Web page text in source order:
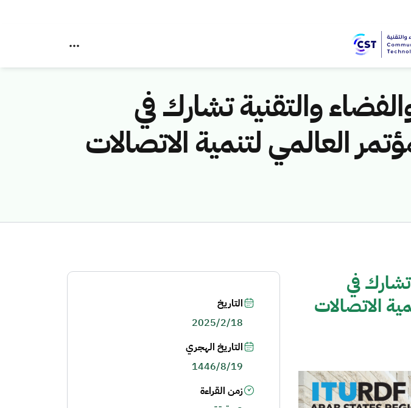
والتقنية تشارك في
العالمي لتنمية الاتصالات
في
الاتصالات
التاريخ
2025/2/18
التاريخ الهجري
1446/8/19
زمن القراءة